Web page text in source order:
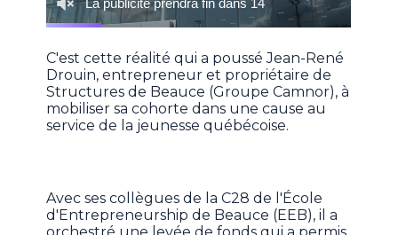
C'est cette réalité qui a poussé Jean-René
Drouin, entrepreneur et propriétaire de
Structures de Beauce (Groupe Camnor), à
mobiliser sa cohorte dans une cause au
service de la jeunesse québécoise.
Avec ses collègues de la C28 de l'École
d'Entrepreneurship de Beauce (EEB), il a
orchestré une levée de fonds qui a permis